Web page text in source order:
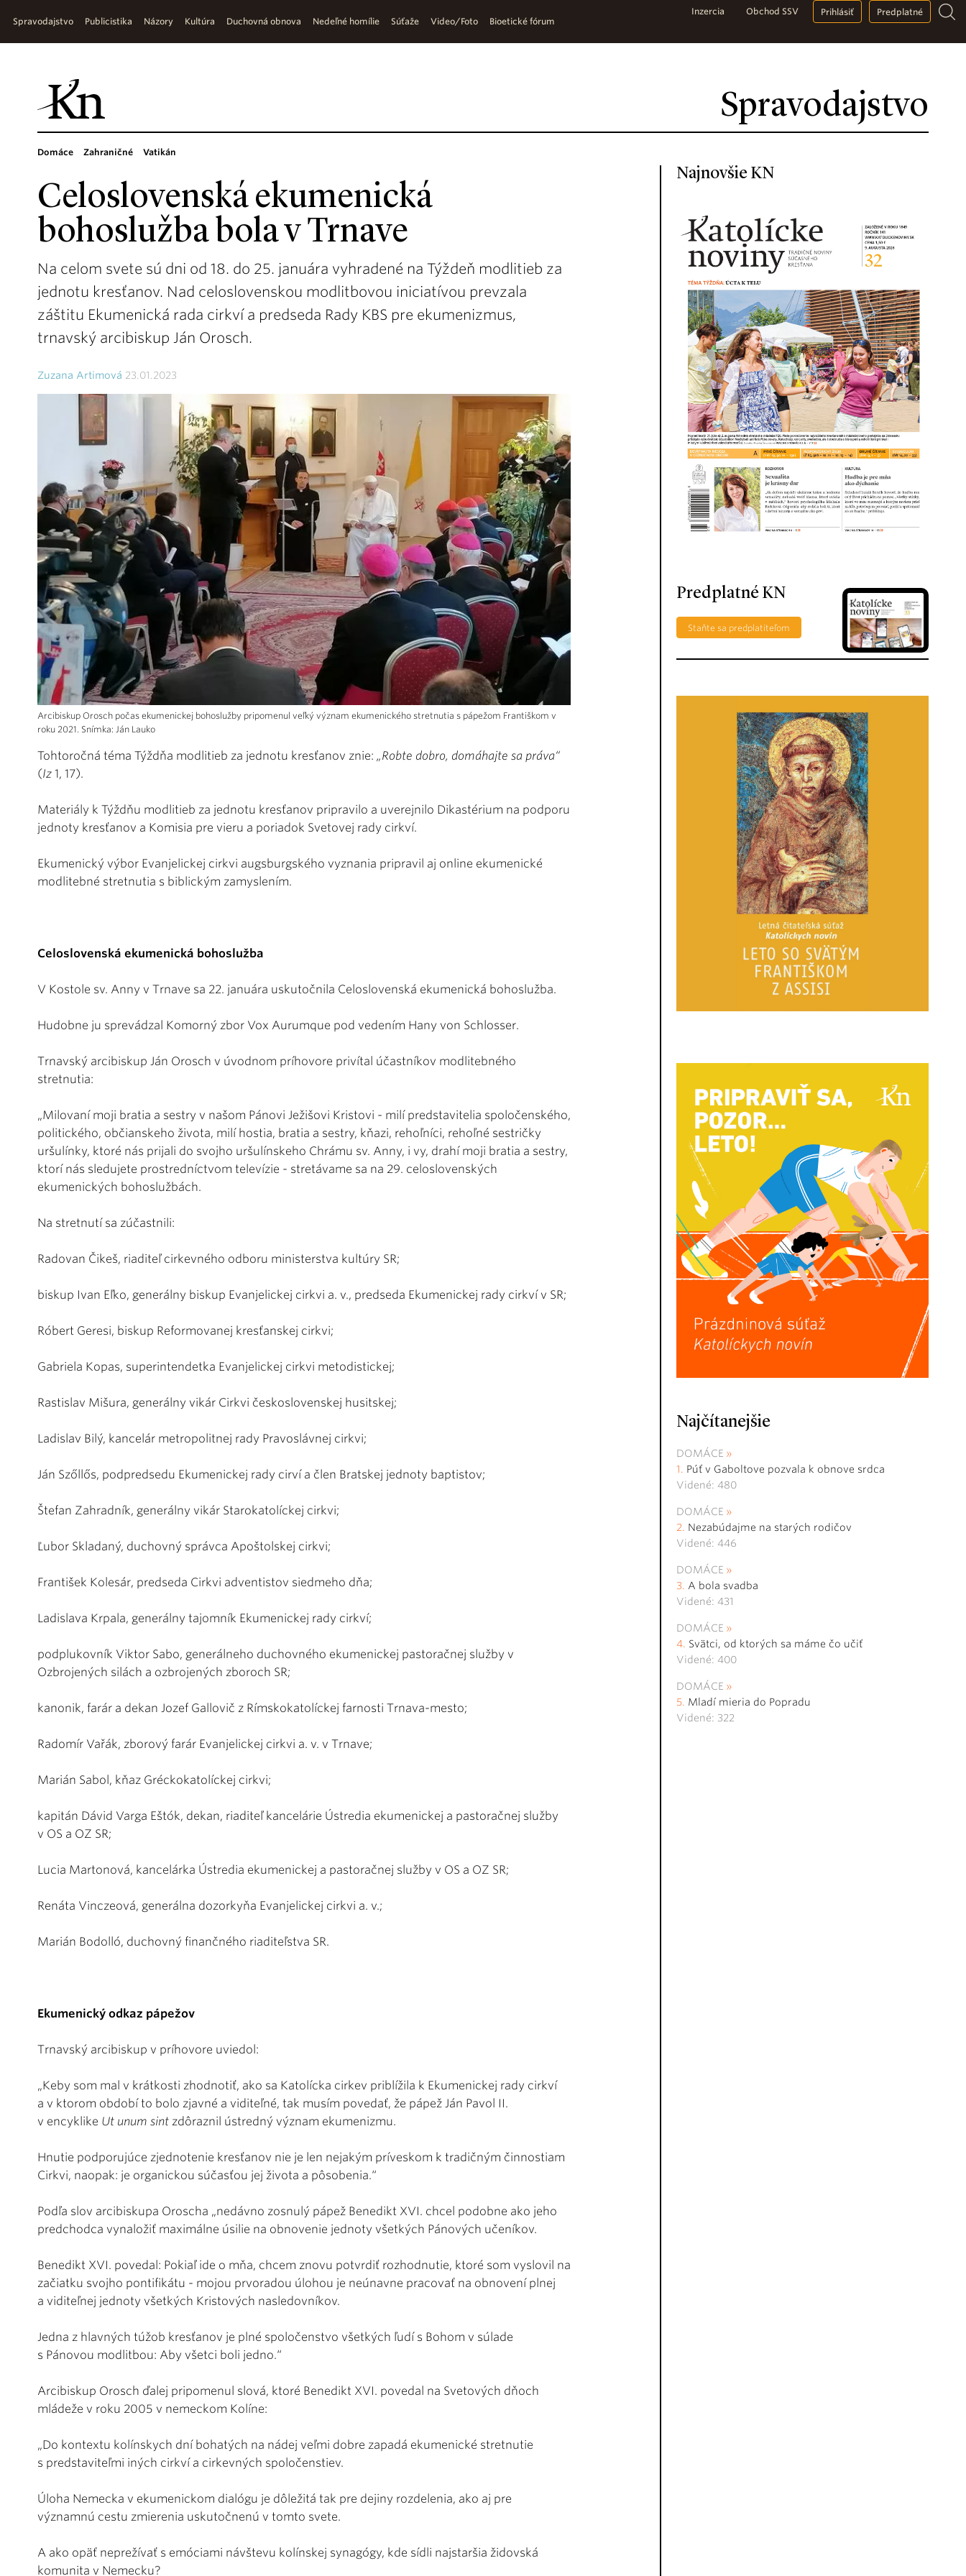
Spravodajstvo
Spravodajstvo Publicistika Názory Kultúra Duchovná obnova Nedeľné homílie Súťaže Video/Foto Bioetické fórum
Inzercia Obchod SSV Prihlásiť Predplatné
Domáce Zahraničné Vatikán
Celoslovenská ekumenická
bohoslužba bola v Trnave
Na celom svete sú dni od 18. do 25. januára vyhradené na Týždeň modlitieb za
jednotu kresťanov. Nad celoslovenskou modlitbovou iniciatívou prevzala
záštitu Ekumenická rada cirkví a predseda Rady KBS pre ekumenizmus,
trnavský arcibiskup Ján Orosch.
Zuzana Artimová 23.01.2023
Arcibiskup Orosch počas ekumenickej bohoslužby pripomenul veľký význam ekumenického stretnutia s pápežom Františkom v
roku 2021. Snímka: Ján Lauko
Tohtoročná téma Týždňa modlitieb za jednotu kresťanov znie: „Robte dobro, domáhajte sa práva“
(Iz 1, 17).
Materiály k Týždňu modlitieb za jednotu kresťanov pripravilo a uverejnilo Dikastérium na podporu
jednoty kresťanov a Komisia pre vieru a poriadok Svetovej rady cirkví.
Ekumenický výbor Evanjelickej cirkvi augsburgského vyznania pripravil aj online ekumenické
modlitebné stretnutia s biblickým zamyslením.
Celoslovenská ekumenická bohoslužba
V Kostole sv. Anny v Trnave sa 22. januára uskutočnila Celoslovenská ekumenická bohoslužba.
Hudobne ju sprevádzal Komorný zbor Vox Aurumque pod vedením Hany von Schlosser.
Trnavský arcibiskup Ján Orosch v úvodnom príhovore privítal účastníkov modlitebného
stretnutia:
„Milovaní moji bratia a sestry v našom Pánovi Ježišovi Kristovi - milí predstavitelia spoločenského,
politického, občianskeho života, milí hostia, bratia a sestry, kňazi, rehoľníci, rehoľné sestričky
uršulínky, ktoré nás prijali do svojho uršulínskeho Chrámu sv. Anny, i vy, drahí moji bratia a sestry,
ktorí nás sledujete prostredníctvom televízie - stretávame sa na 29. celoslovenských
ekumenických bohoslužbách.
Na stretnutí sa zúčastnili:
Radovan Čikeš, riaditeľ cirkevného odboru ministerstva kultúry SR;
biskup Ivan Eľko, generálny biskup Evanjelickej cirkvi a. v., predseda Ekumenickej rady cirkví v SR;
Róbert Geresi, biskup Reformovanej kresťanskej cirkvi;
Gabriela Kopas, superintendetka Evanjelickej cirkvi metodistickej;
Rastislav Mišura, generálny vikár Cirkvi československej husitskej;
Ladislav Bilý, kancelár metropolitnej rady Pravoslávnej cirkvi;
Ján Szőllős, podpredsedu Ekumenickej rady cirví a člen Bratskej jednoty baptistov;
Štefan Zahradník, generálny vikár Starokatolíckej cirkvi;
Ľubor Skladaný, duchovný správca Apoštolskej cirkvi;
František Kolesár, predseda Cirkvi adventistov siedmeho dňa;
Ladislava Krpala, generálny tajomník Ekumenickej rady cirkví;
podplukovník Viktor Sabo, generálneho duchovného ekumenickej pastoračnej služby v
Ozbrojených silách a ozbrojených zboroch SR;
kanonik, farár a dekan Jozef Gallovič z Rímskokatolíckej farnosti Trnava-mesto;
Radomír Vařák, zborový farár Evanjelickej cirkvi a. v. v Trnave;
Marián Sabol, kňaz Gréckokatolíckej cirkvi;
kapitán Dávid Varga Eštók, dekan, riaditeľ kancelárie Ústredia ekumenickej a pastoračnej služby
v OS a OZ SR;
Lucia Martonová, kancelárka Ústredia ekumenickej a pastoračnej služby v OS a OZ SR;
Renáta Vinczeová, generálna dozorkyňa Evanjelickej cirkvi a. v.;
Marián Bodolló, duchovný finančného riaditeľstva SR.
Ekumenický odkaz pápežov
Trnavský arcibiskup v príhovore uviedol:
„Keby som mal v krátkosti zhodnotiť, ako sa Katolícka cirkev priblížila k Ekumenickej rady cirkví
a v ktorom období to bolo zjavné a viditeľné, tak musím povedať, že pápež Ján Pavol II.
v encyklike Ut unum sint zdôraznil ústredný význam ekumenizmu.
Hnutie podporujúce zjednotenie kresťanov nie je len nejakým príveskom k tradičným činnostiam
Cirkvi, naopak: je organickou súčasťou jej života a pôsobenia.“
Podľa slov arcibiskupa Oroscha „nedávno zosnulý pápež Benedikt XVI. chcel podobne ako jeho
predchodca vynaložiť maximálne úsilie na obnovenie jednoty všetkých Pánových učeníkov.
Benedikt XVI. povedal: Pokiaľ ide o mňa, chcem znovu potvrdiť rozhodnutie, ktoré som vyslovil na
začiatku svojho pontifikátu - mojou prvoradou úlohou je neúnavne pracovať na obnovení plnej
a viditeľnej jednoty všetkých Kristových nasledovníkov.
Jedna z hlavných túžob kresťanov je plné spoločenstvo všetkých ľudí s Bohom v súlade
s Pánovou modlitbou: Aby všetci boli jedno.“
Arcibiskup Orosch ďalej pripomenul slová, ktoré Benedikt XVI. povedal na Svetových dňoch
mládeže v roku 2005 v nemeckom Kolíne:
„Do kontextu kolínskych dní bohatých na nádej veľmi dobre zapadá ekumenické stretnutie
s predstaviteľmi iných cirkví a cirkevných spoločenstiev.
Úloha Nemecka v ekumenickom dialógu je dôležitá tak pre dejiny rozdelenia, ako aj pre
významnú cestu zmierenia uskutočnenú v tomto svete.
A ako opäť neprežívať s emóciami návštevu kolínskej synagógy, kde sídli najstaršia židovská
komunita v Nemecku?
Najnovšie KN
Predplatné KN
Staňte sa predplatiteľom
Najčítanejšie
DOMÁCE
Púť v Gaboltove pozvala k obnove srdca
Videné: 480
DOMÁCE
Nezabúdajme na starých rodičov
Videné: 446
DOMÁCE
A bola svadba
Videné: 431
DOMÁCE
Svätci, od ktorých sa máme čo učiť
Videné: 400
DOMÁCE
Mladí mieria do Popradu
Videné: 322